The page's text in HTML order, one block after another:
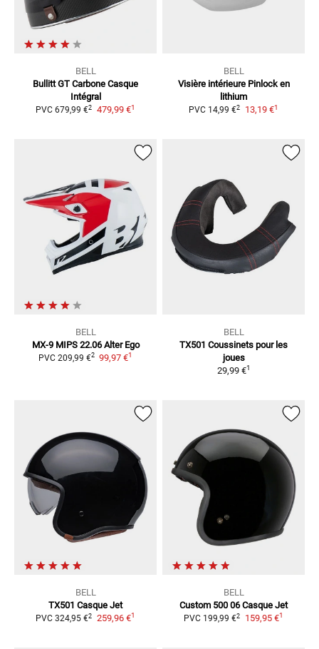
BELL
Bullitt GT Carbone Casque
Intégral
PVC 679,99 €2 479,99 €1
BELL
Visière intérieure Pinlock en
lithium
PVC 14,99 €2 13,19 €1
BELL
MX-9 MIPS 22.06 Alter Ego
PVC 209,99 €2 99,97 €1
BELL
TX501 Coussinets pour les
joues
29,99 €1
BELL
TX501 Casque Jet
PVC 324,95 €2 259,96 €1
BELL
Custom 500 06 Casque Jet
PVC 199,99 €2 159,95 €1